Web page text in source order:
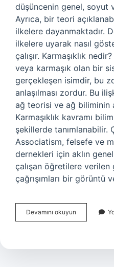
düşüncenin genel, soyut
Ayrıca, bir teori
ilkelere dayanmaktadır.
ilkelere uyarak nasıl
çalışır. Karmaşıklık
veya karmaşık olan bir
gerçekleşen isimdir, bu
anlaşılması zordur. Bu
ağ teorisi ve ağ biliminin
Karmaşıklık kavramı
şekillerde tanımlanabilir.
Associatism, felsefe ve
dernekleri için aklın
çalışan öğretilere verilen
çağrışımları bir görüntü
Devamını okuyun Karmaşık
Kuramlar